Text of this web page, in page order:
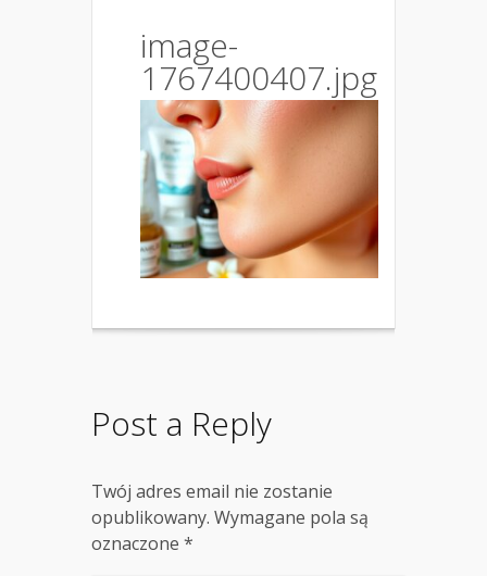
image-
1767400407.jpg
Post a Reply
Twój adres email nie zostanie
opublikowany. Wymagane pola są
oznaczone *